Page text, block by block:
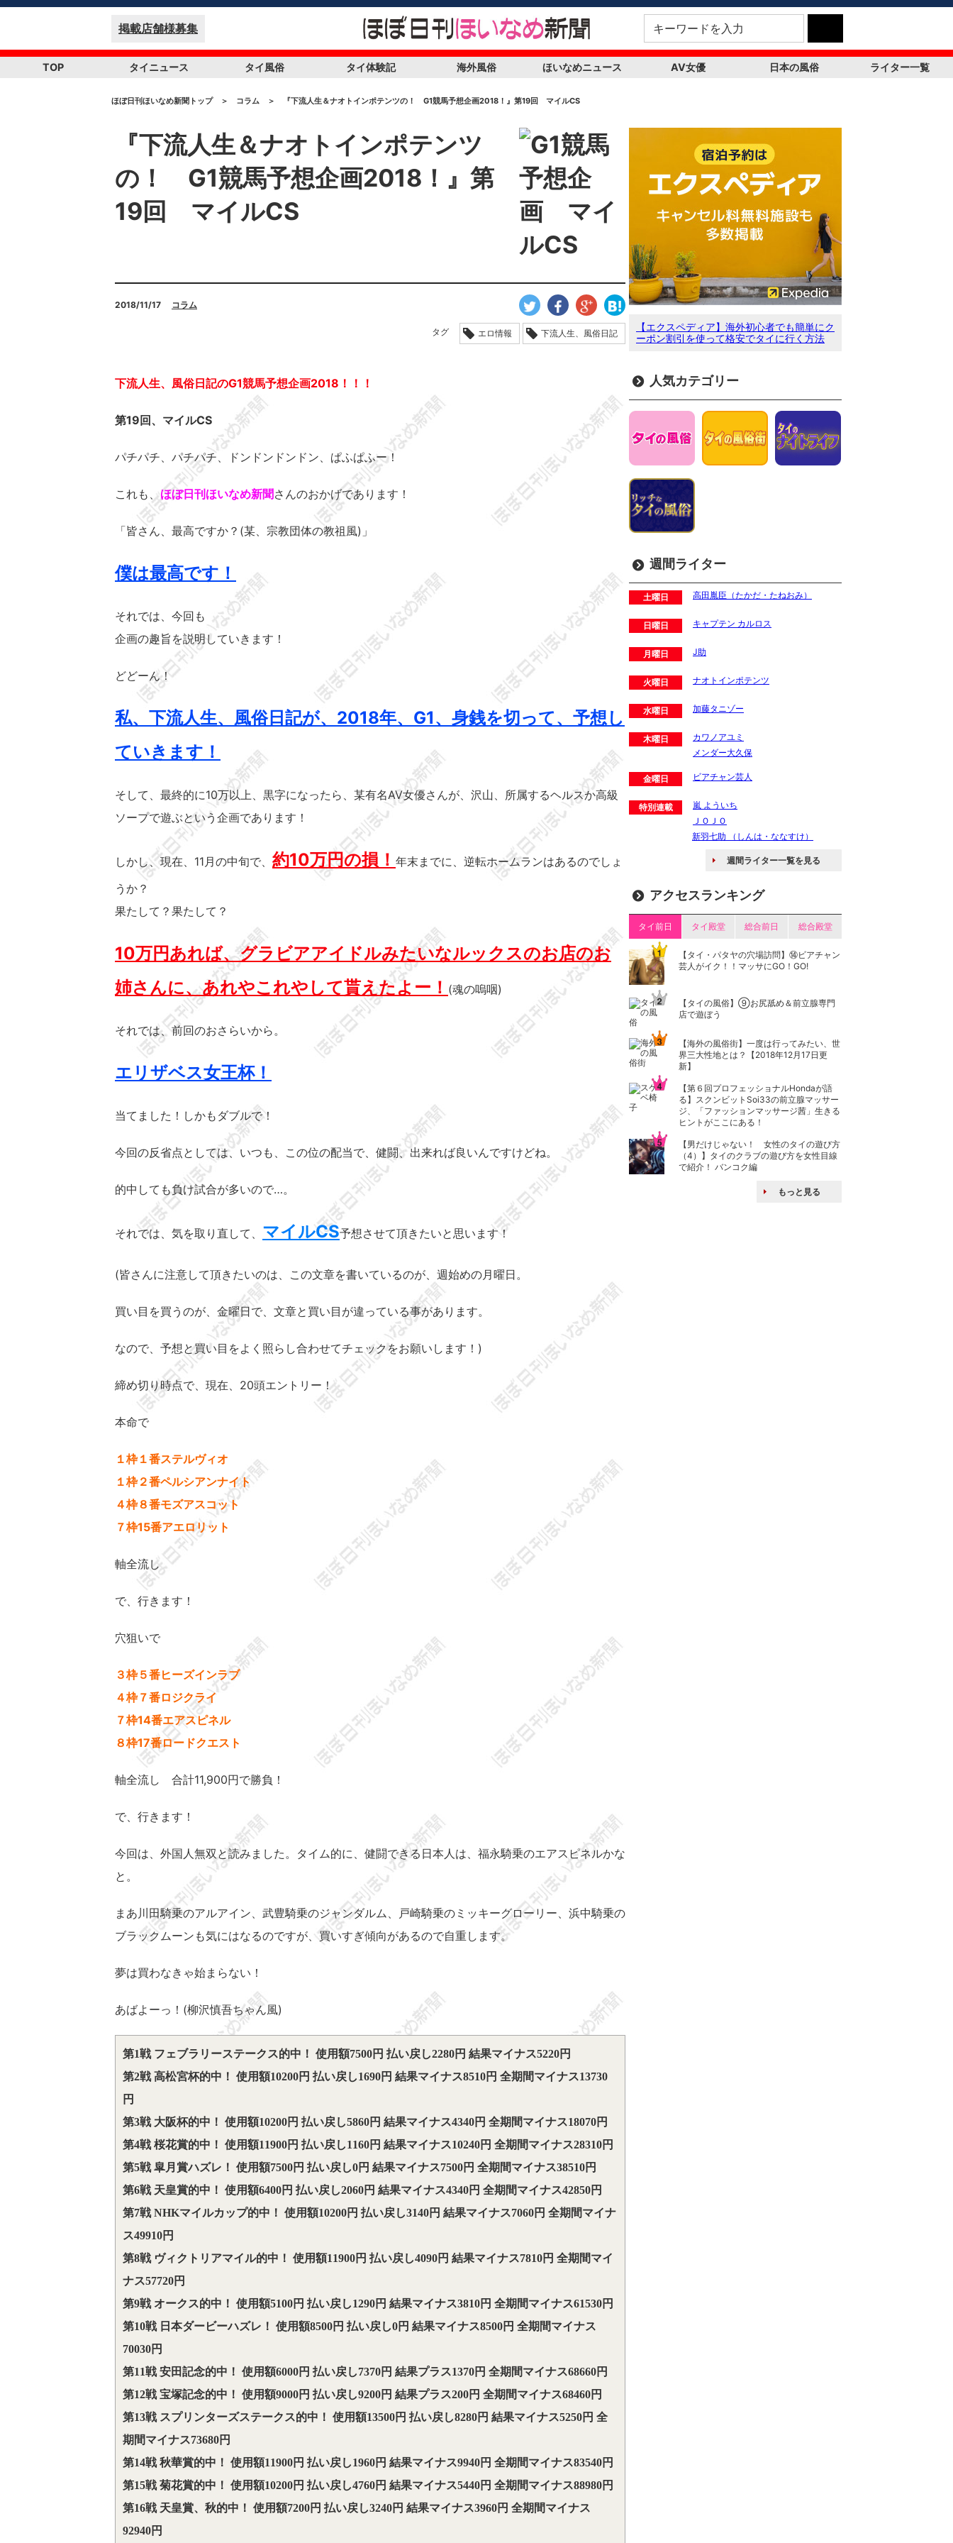
掲載店舗様募集
TOP タイニュース タイ風俗 タイ体験記 海外風俗 ほいなめニュース AV女優 日本の風俗 ライター一覧
ほぼ日刊ほいなめ新聞トップ ＞ コラム ＞ 『下流人生＆ナオトインポテンツの！ G1競馬予想企画2018！』第19回 マイルCS
『下流人生＆ナオトインポテンツ
の！ G1競馬予想企画2018！』第
19回 マイルCS
2018/11/17 コラム
タグ エロ情報 下流人生、風俗日記
下流人生、風俗日記のG1競馬予想企画2018！！！
第19回、マイルCS
パチパチ、パチパチ、ドンドンドンドン、ぱふぱふー！
これも、 ほぼ日刊ほいなめ新聞 さんのおかげであります！
「皆さん、最高ですか？(某、宗教団体の教祖風)」
僕は最高です！
それでは、今回も
企画の趣旨を説明していきます！
どどーん！
私、下流人生、風俗日記が、2018年、G1、身銭を切って、予想し
ていきます！
そして、最終的に10万以上、黒字になったら、某有名AV女優さんが、沢山、所属するヘルスか高級
ソープで遊ぶという企画であります！
しかし、現在、11月の中旬で、 約10万円の損！ 年末までに、逆転ホームランはあるのでしょ
うか？
果たして？果たして？
10万円あれば、グラビアアイドルみたいなルックスのお店のお
姉さんに、あれやこれやして貰えたよー！ (魂の嗚咽)
それでは、前回のおさらいから。
エリザベス女王杯！
当てました！しかもダブルで！
今回の反省点としては、いつも、この位の配当で、健闘、出来れば良いんですけどね。
的中しても負け試合が多いので…。
それでは、気を取り直して、 マイルCS予想させて頂きたいと思います！
(皆さんに注意して頂きたいのは、この文章を書いているのが、週始めの月曜日。
買い目を買うのが、金曜日で、文章と買い目が違っている事があります。
なので、予想と買い目をよく照らし合わせてチェックをお願いします！)
締め切り時点で、現在、20頭エントリー！
本命で
１枠１番ステルヴィオ
１枠２番ペルシアンナイト
４枠８番モズアスコット
７枠15番アエロリット
軸全流し
で、行きます！
穴狙いで
３枠５番ヒーズインラブ
４枠７番ロジクライ
７枠14番エアスピネル
８枠17番ロードクエスト
軸全流し 合計11,900円で勝負！
で、行きます！
今回は、外国人無双と読みました。タイム的に、健闘できる日本人は、福永騎乗のエアスピネルかな
と。
まあ川田騎乗のアルアイン、武豊騎乗のジャンダルム、戸崎騎乗のミッキーグローリー、浜中騎乗の
ブラックムーンも気にはなるのですが、買いすぎ傾向があるので自重します。
夢は買わなきゃ始まらない！
あばよーっ！(柳沢慎吾ちゃん風)
第1戦 フェブラリーステークス的中！ 使用額7500円 払い戻し2280円 結果マイナス5220円
第2戦 高松宮杯的中！ 使用額10200円 払い戻し1690円 結果マイナス8510円 全期間マイナス13730
円
第3戦 大阪杯的中！ 使用額10200円 払い戻し5860円 結果マイナス4340円 全期間マイナス18070円
第4戦 桜花賞的中！ 使用額11900円 払い戻し1160円 結果マイナス10240円 全期間マイナス28310円
第5戦 皐月賞ハズレ！ 使用額7500円 払い戻し0円 結果マイナス7500円 全期間マイナス38510円
第6戦 天皇賞的中！ 使用額6400円 払い戻し2060円 結果マイナス4340円 全期間マイナス42850円
第7戦 NHKマイルカップ的中！ 使用額10200円 払い戻し3140円 結果マイナス7060円 全期間マイナ
ス49910円
第8戦 ヴィクトリアマイル的中！ 使用額11900円 払い戻し4090円 結果マイナス7810円 全期間マイ
ナス57720円
第9戦 オークス的中！ 使用額5100円 払い戻し1290円 結果マイナス3810円 全期間マイナス61530円
第10戦 日本ダービーハズレ！ 使用額8500円 払い戻し0円 結果マイナス8500円 全期間マイナス
70030円
第11戦 安田記念的中！ 使用額6000円 払い戻し7370円 結果プラス1370円 全期間マイナス68660円
第12戦 宝塚記念的中！ 使用額9000円 払い戻し9200円 結果プラス200円 全期間マイナス68460円
第13戦 スプリンターズステークス的中！ 使用額13500円 払い戻し8280円 結果マイナス5250円 全
期間マイナス73680円
第14戦 秋華賞的中！ 使用額11900円 払い戻し1960円 結果マイナス9940円 全期間マイナス83540円
第15戦 菊花賞的中！ 使用額10200円 払い戻し4760円 結果マイナス5440円 全期間マイナス88980円
第16戦 天皇賞、秋的中！ 使用額7200円 払い戻し3240円 結果マイナス3960円 全期間マイナス
92940円
【エクスペディア】海外初心者でも簡単にク
ーポン割引を使って格安でタイに行く方法
人気カテゴリー
週間ライター
土曜日 高田胤臣（たかだ・たねおみ）
日曜日 キャプテン カルロス
月曜日 J助
火曜日 ナオトインポテンツ
水曜日 加藤タニゾー
木曜日
カワノアユミ
メンダー大久保
金曜日 ビアチャン芸人
特別連載
嵐 よういち
ＪＯＪＯ
新羽七助 （しんは・ななすけ）
週間ライター一覧を見る
アクセスランキング
タイ前日 タイ殿堂 総合前日 総合殿堂
【タイ・パタヤの穴場訪問】⑭ビアチャン
芸人がイク！！マッサにGO！GO!
【タイの風俗】​⑨お尻舐め＆前立腺専門
店で遊ぼう
【海外の風俗街】一度は行ってみたい、世
界三大性地とは？【2018年12月17日更
新】
【第６回プロフェッショナルHondaが語
る】スクンビットSoi33の前立腺マッサー
ジ、「ファッションマッサージ茜」生きる
ヒントがここにある！
【男だけじゃない！ 女性のタイの遊び方
（4）】タイのクラブの遊び方を女性目線
で紹介！ バンコク編
もっと見る